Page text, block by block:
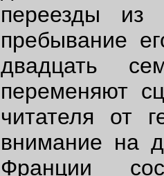
переезды из
пребывание
двадцать
переменяют
читателя от
внимание на
Франции